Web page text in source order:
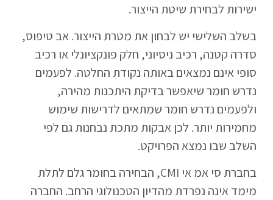
ישירות לבחירת שיטת הייצור.
בשלב השלישי יש לבחון את מטרת הייצור. אב טיפוס,
סדרה קטנה, רכיב ניסיוני, חלק פונקציונלי או רכיב
סופי אינם נמצאים באותה נקודת החלטה. לפעמים
נדרש חומר שיאפשר בדיקת היתכנות מהירה,
ולפעמים נדרש חומר שמתאים לדרישות שימוש
מחמירות יותר. לכן אבקות מתכת נבחנות גם לפי
השלב שבו נמצא הפרויקט.
בחברת סי אמ אי CMI, הבחירה בחומר גלם לתלת
מימד אינה נפרדת מהדיון הטכנולוגי הרחב. החברה